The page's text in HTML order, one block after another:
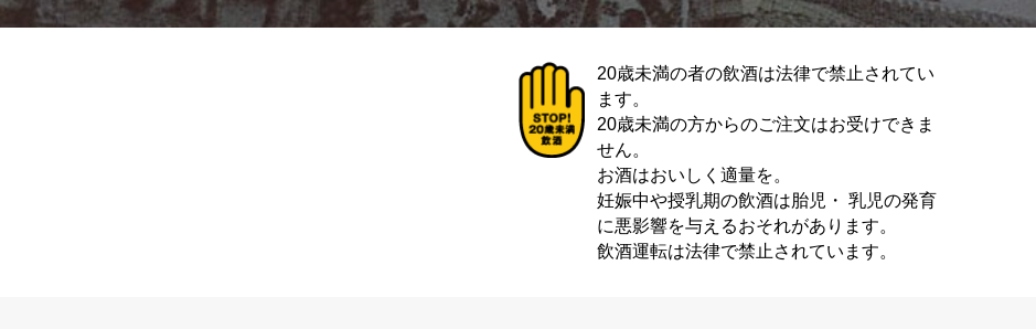
20歳未満の者の飲酒は法律で禁止されてい
ます。
20歳未満の方からのご注文はお受けできま
せん。
お酒はおいしく適量を。
妊娠中や授乳期の飲酒は胎児・ 乳児の発育
に悪影響を与えるおそれがあります。
飲酒運転は法律で禁止されています。